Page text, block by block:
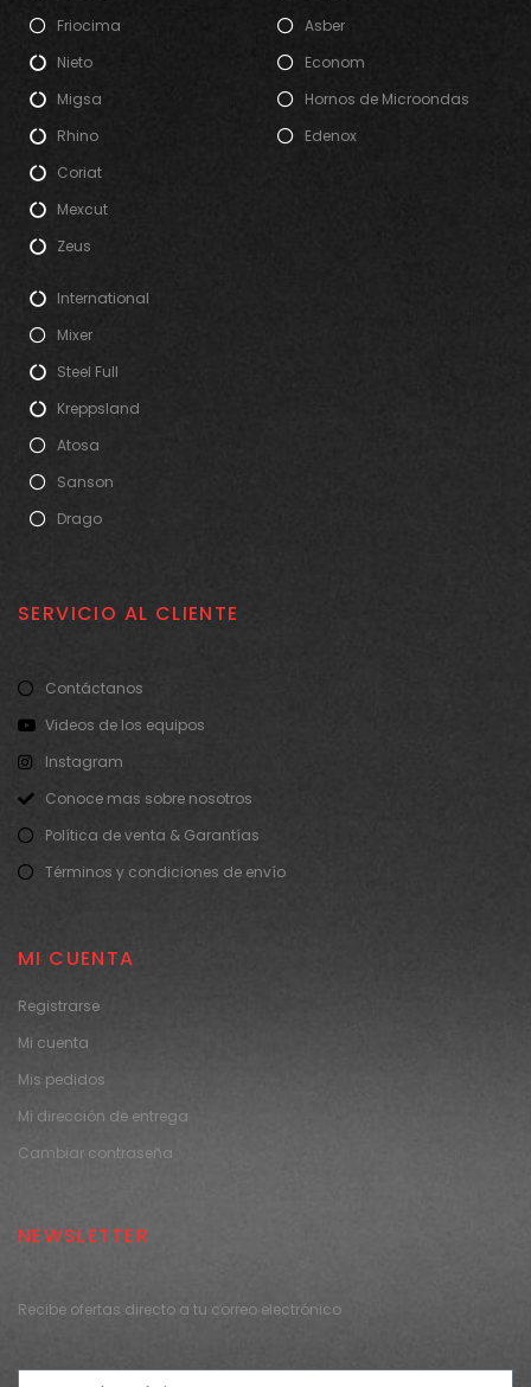
Friocima
Nieto
Migsa
Rhino
Coriat
Mexcut
Zeus
Asber
Econom
Hornos de Microondas
Edenox
International
Mixer
Steel Full
Kreppsland
Atosa
Sanson
Drago
SERVICIO AL CLIENTE
Contáctanos
Videos de los equipos
Instagram
Conoce mas sobre nosotros
Política de venta & Garantías
Términos y condiciones de envío
MI CUENTA
Registrarse
Mi cuenta
Mis pedidos
Mi dirección de entrega
Cambiar contraseña
NEWSLETTER
Recibe ofertas directo a tu correo electrónico